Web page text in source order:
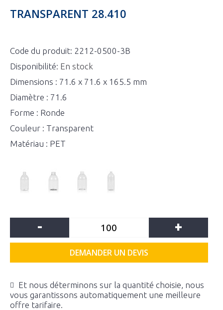
TRANSPARENT 28.410
Code du produit: 2212-0500-3B
Disponibilité: En stock
Dimensions : 71.6 x 71.6 x 165.5 mm
Diamètre : 71.6
Forme : Ronde
Couleur : Transparent
Matériau : PET
- +
DEMANDER UN DEVIS
Et nous déterminons sur la quantité choisie, nous
vous garantissons automatiquement une meilleure
offre tarifaire.